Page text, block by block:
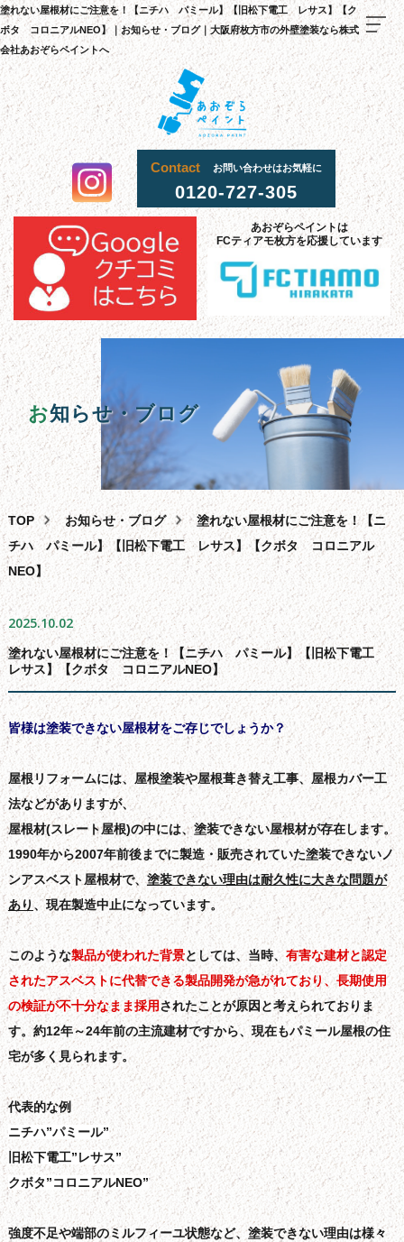
塗れない屋根材にご注意を！【ニチハ パミール】【旧松下電工 レサス】【ク
ボタ コロニアルNEO】｜お知らせ・ブログ｜大阪府枚方市の外壁塗装なら株式
会社あおぞらペイントへ
Contact お問い合わせはお気軽に
0120-727-305
あおぞらペイントは
FCティアモ枚方を応援しています
お知らせ・ブログ
TOP お知らせ・ブログ
塗れない屋根材にご注意を！【ニ
チハ パミール】【旧松下電工 レサス】【クボタ コロニアル
NEO】
TOP
料金 ・ 施 工までの流れ
当社が選ばれる理由
施工 事例
お客様 の声
採用情報
外壁塗装
屋根塗装・葺き替え・カバー工法
雨漏り・バルコニー・ベランダ防水工事
その 他サービス
助成金相談
スタッフ 紹 介
よくある質問
会社概要
問合せフォーム
サイトマップ
お 知らせ・ブログ
2025.10.02
塗れない屋根材にご注意を！【ニチハ パミール】【旧松下電工
レサス】【クボタ コロニアルNEO】
皆様は塗装できない屋根材をご存じでしょうか？
屋根リフォームには、屋根塗装や屋根葺き替え工事、屋根カバー工
法などがありますが、
屋根材(スレート屋根)の中には、塗装できない屋根材が存在します。
1990年から2007年前後までに製造・販売されていた塗装できないノ
ンアスベスト屋根材で、塗装できない理由は耐久性に大きな問題が
あり、現在製造中止になっています。
このような製品が使われた背景としては、当時、有害な建材と認定
されたアスベストに代替できる製品開発が急がれており、長期使用
の検証が不十分なまま採用されたことが原因と考えられておりま
す。約12年～24年前の主流建材ですから、現在もパミール屋根の住
宅が多く見られます。
代表的な例
ニチハ”パミール”
旧松下電工”レサス”
クボタ”コロニアルNEO”
強度不足や端部のミルフィーユ状態など、塗装できない理由は様々